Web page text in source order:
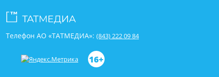
Телефон АО «ТАТМЕДИА»: (843) 222 09 84
16+